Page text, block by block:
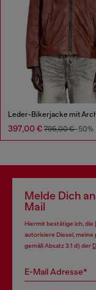
Leder-Bikerjacke mit
397,00 € 795,00 €-50%
Melde Dich
Mail
Hiermit bestätige ich, die
autorisiere Diesel,
gemäß Absatz 3.1 d) der
E-Mail Adresse*